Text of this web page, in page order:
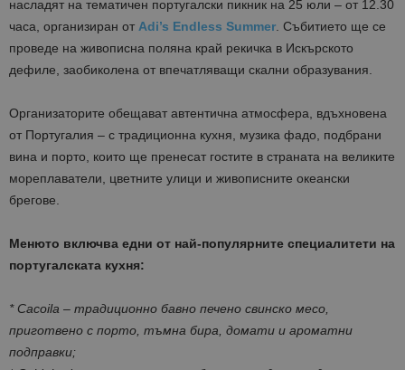
насладят на тематичен португалски пикник на 25 юли – от 12.30
часа, организиран от Adi’s Endless Summer. Събитието ще се
проведе на живописна поляна край рекичка в Искърското
дефиле, заобиколена от впечатляващи скални образувания.
Организаторите обещават автентична атмосфера, вдъхновена
от Португалия – с традиционна кухня, музика фадо, подбрани
вина и порто, които ще пренесат гостите в страната на великите
мореплаватели, цветните улици и живописните океански
брегове.
Менюто включва едни от най-популярните специалитети на
португалската кухня:
* Cacoila – традиционно бавно печено свинско месо,
приготвено с порто, тъмна бира, домати и ароматни
подправки;